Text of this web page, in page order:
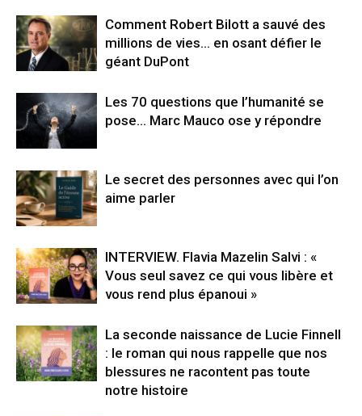
Comment Robert Bilott a sauvé des
millions de vies… en osant défier le
géant DuPont
Les 70 questions que l’humanité se
pose… Marc Mauco ose y répondre
Le secret des personnes avec qui l’on
aime parler
INTERVIEW. Flavia Mazelin Salvi : «
Vous seul savez ce qui vous libère et
vous rend plus épanoui »
La seconde naissance de Lucie Finnell
: le roman qui nous rappelle que nos
blessures ne racontent pas toute
notre histoire